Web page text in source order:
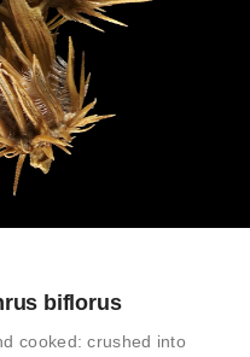
biflorus
cooked: crushed into